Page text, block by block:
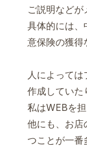
ご説明などが
具体的には、
意保険の獲得
人によって
作成していた
私はWEBを担
他にも、お店
つことが一番